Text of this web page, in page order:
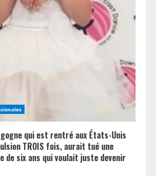
qui est rentré aux États-Unis
TROIS fois, aurait tué une
de six ans qui voulait juste devenir